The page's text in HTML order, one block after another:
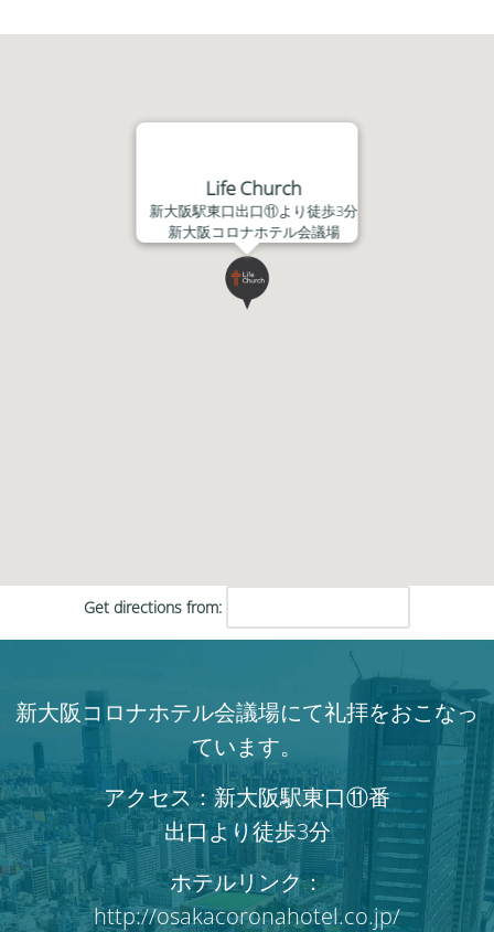
Life Church
新大阪駅東口出口⑪より徒歩3分
新大阪コロナホテル会議場
Get directions from:
新大阪コロナホテル会議場にて礼拝をおこなっ
ています。
アクセス：新大阪駅東口⑪番
出口より徒歩3分
ホテルリンク：
http://osakacoronahotel.co.jp/